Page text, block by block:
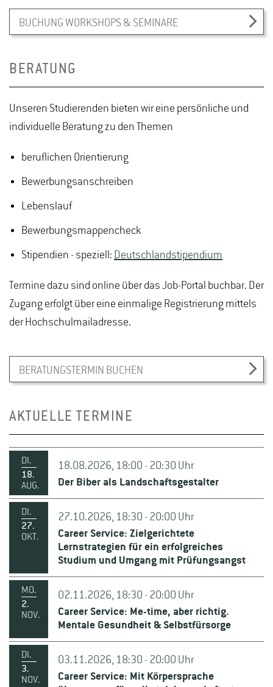
BUCHUNG WORKSHOPS & SEMINARE
BERATUNG
Unseren Studierenden bieten wir eine persönliche und
individuelle Beratung zu den Themen
beruflichen Orientierung
Bewerbungsanschreiben
Lebenslauf
Bewerbungsmappencheck
Stipendien - speziell: Deutschlandstipendium
Termine dazu sind online über das Job-Portal buchbar. Der
Zugang erfolgt über eine einmalige Registrierung mittels
der Hochschulmailadresse.
BERATUNGSTERMIN BUCHEN
AKTUELLE TERMINE
DI.
18.
AUG.
18.08.2026, 18:00 - 20:30 Uhr
Der Biber als Landschaftsgestalter
DI.
27.
OKT.
27.10.2026, 18:30 - 20:00 Uhr
Career Service: Zielgerichtete
Lernstrategien für ein erfolgreiches
Studium und Umgang mit Prüfungsangst
MO.
2.
NOV.
02.11.2026, 18:30 - 20:00 Uhr
Career Service: Me-time, aber richtig.
Mentale Gesundheit & Selbstfürsorge
DI.
3.
NOV.
03.11.2026, 18:30 - 20:00 Uhr
Career Service: Mit Körpersprache